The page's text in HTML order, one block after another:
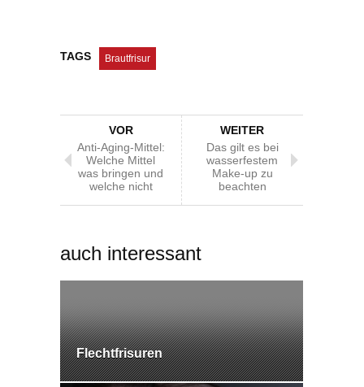
TAGS Brautfrisur
VOR
Anti-Aging-Mittel:
Welche Mittel
was bringen und
welche nicht
WEITER
Das gilt es bei
wasserfestem
Make-up zu
beachten
auch interessant
Flechtfrisuren